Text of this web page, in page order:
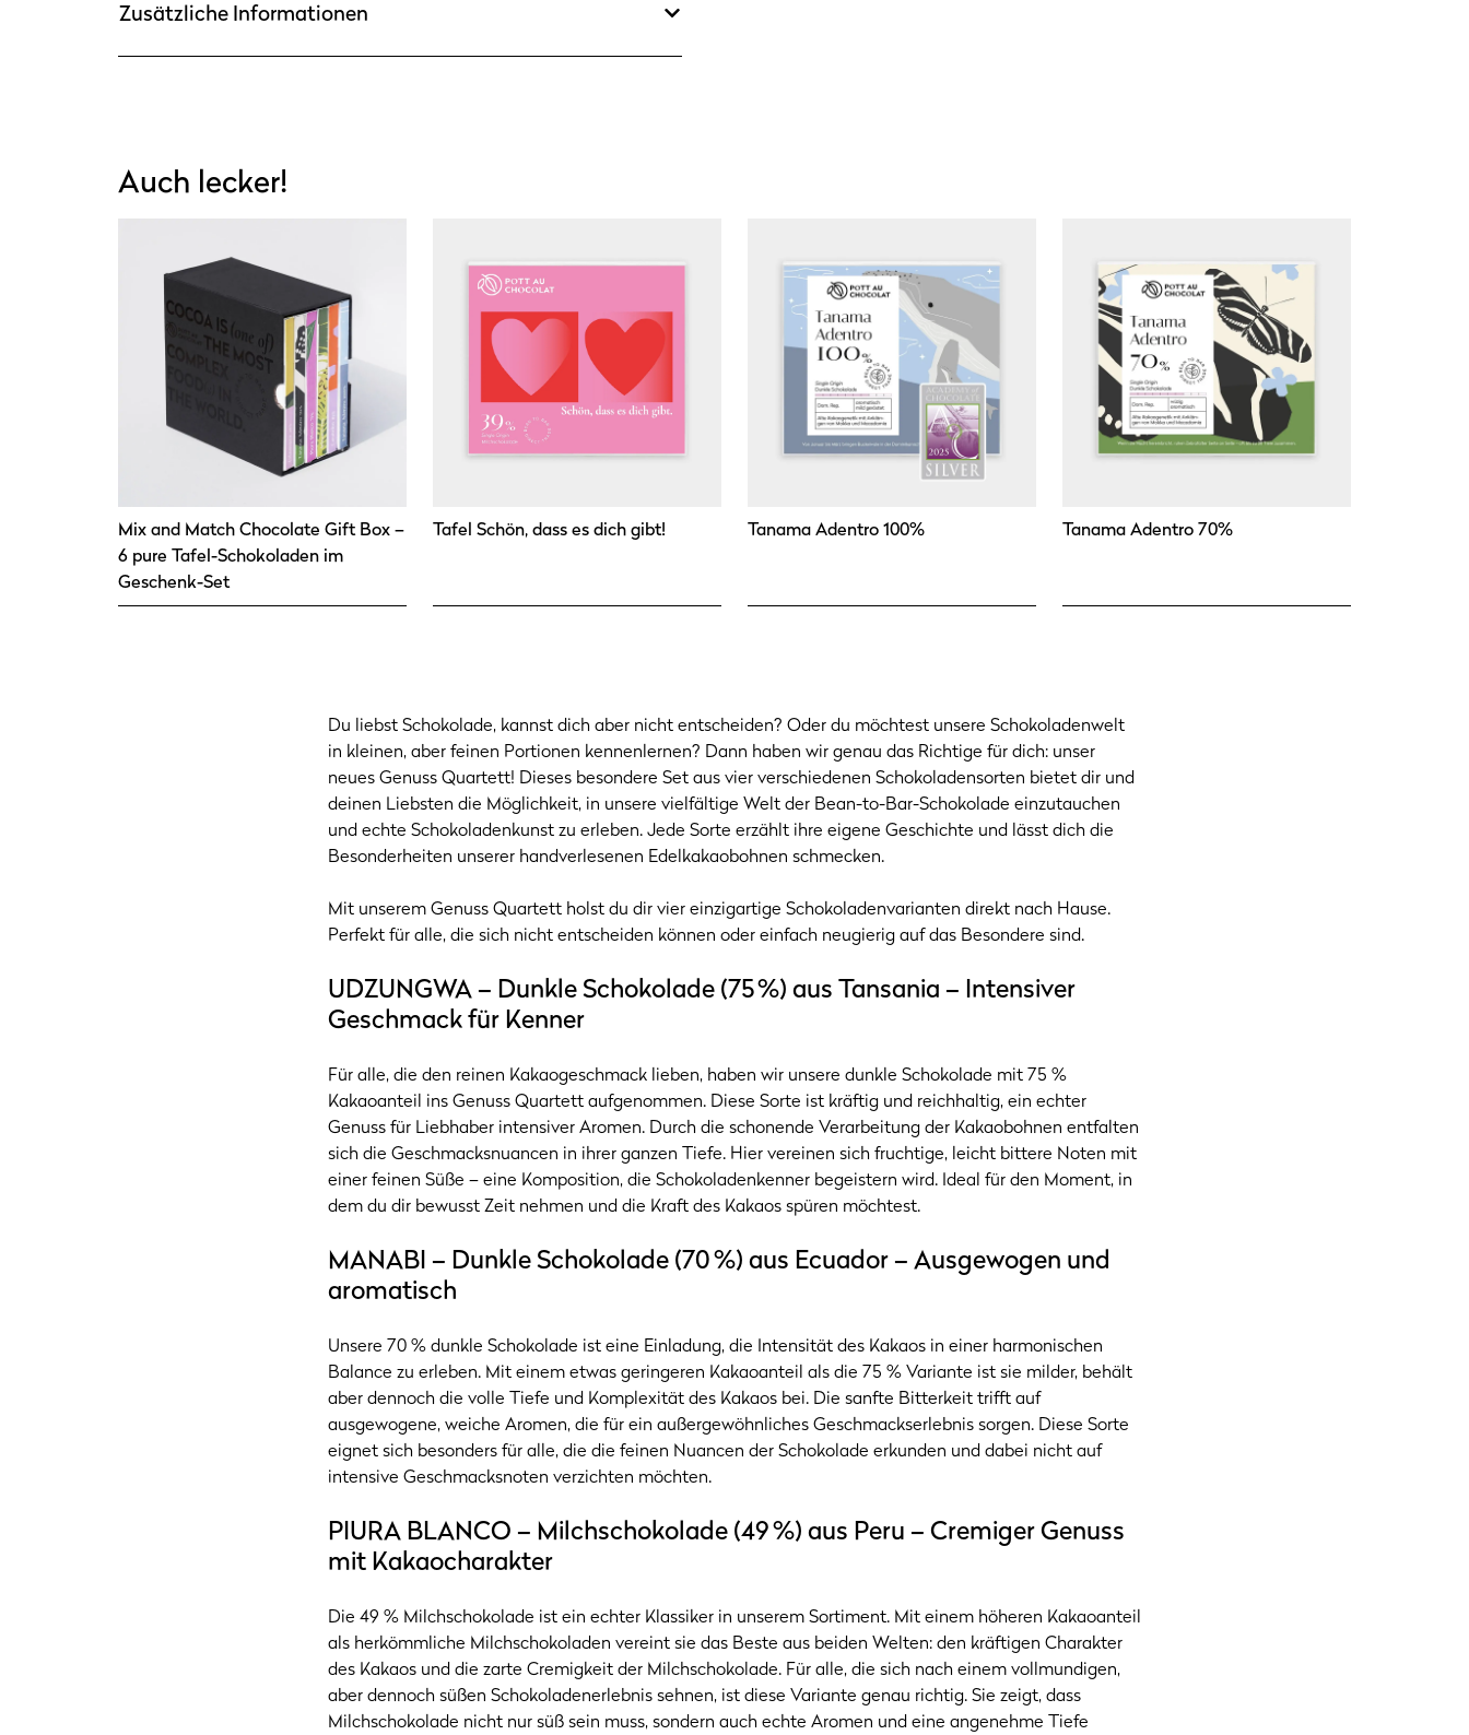
Zusätzliche Informationen
Auch lecker!
Mix and Match Chocolate Gift Box –
6 pure Tafel-Schokoladen im
Geschenk-Set
Tafel Schön, dass es dich gibt! Tanama Adentro 100% Tanama Adentro 70%
Du liebst Schokolade, kannst dich aber nicht entscheiden? Oder du möchtest unsere Schokoladenwelt
in kleinen, aber feinen Portionen kennenlernen? Dann haben wir genau das Richtige für dich: unser
neues Genuss Quartett! Dieses besondere Set aus vier verschiedenen Schokoladensorten bietet dir und
deinen Liebsten die Möglichkeit, in unsere vielfältige Welt der Bean-to-Bar-Schokolade einzutauchen
und echte Schokoladenkunst zu erleben. Jede Sorte erzählt ihre eigene Geschichte und lässt dich die
Besonderheiten unserer handverlesenen Edelkakaobohnen schmecken.
Mit unserem Genuss Quartett holst du dir vier einzigartige Schokoladenvarianten direkt nach Hause.
Perfekt für alle, die sich nicht entscheiden können oder einfach neugierig auf das Besondere sind.
UDZUNGWA – Dunkle Schokolade (75 %) aus Tansania – Intensiver
Geschmack für Kenner
Für alle, die den reinen Kakaogeschmack lieben, haben wir unsere dunkle Schokolade mit 75 %
Kakaoanteil ins Genuss Quartett aufgenommen. Diese Sorte ist kräftig und reichhaltig, ein echter
Genuss für Liebhaber intensiver Aromen. Durch die schonende Verarbeitung der Kakaobohnen entfalten
sich die Geschmacksnuancen in ihrer ganzen Tiefe. Hier vereinen sich fruchtige, leicht bittere Noten mit
einer feinen Süße – eine Komposition, die Schokoladenkenner begeistern wird. Ideal für den Moment, in
dem du dir bewusst Zeit nehmen und die Kraft des Kakaos spüren möchtest.
MANABI – Dunkle Schokolade (70 %) aus Ecuador – Ausgewogen und
aromatisch
Unsere 70 % dunkle Schokolade ist eine Einladung, die Intensität des Kakaos in einer harmonischen
Balance zu erleben. Mit einem etwas geringeren Kakaoanteil als die 75 % Variante ist sie milder, behält
aber dennoch die volle Tiefe und Komplexität des Kakaos bei. Die sanfte Bitterkeit trifft auf
ausgewogene, weiche Aromen, die für ein außergewöhnliches Geschmackserlebnis sorgen. Diese Sorte
eignet sich besonders für alle, die die feinen Nuancen der Schokolade erkunden und dabei nicht auf
intensive Geschmacksnoten verzichten möchten.
PIURA BLANCO – Milchschokolade (49 %) aus Peru – Cremiger Genuss
mit Kakaocharakter
Die 49 % Milchschokolade ist ein echter Klassiker in unserem Sortiment. Mit einem höheren Kakaoanteil
als herkömmliche Milchschokoladen vereint sie das Beste aus beiden Welten: den kräftigen Charakter
des Kakaos und die zarte Cremigkeit der Milchschokolade. Für alle, die sich nach einem vollmundigen,
aber dennoch süßen Schokoladenerlebnis sehnen, ist diese Variante genau richtig. Sie zeigt, dass
Milchschokolade nicht nur süß sein muss, sondern auch echte Aromen und eine angenehme Tiefe